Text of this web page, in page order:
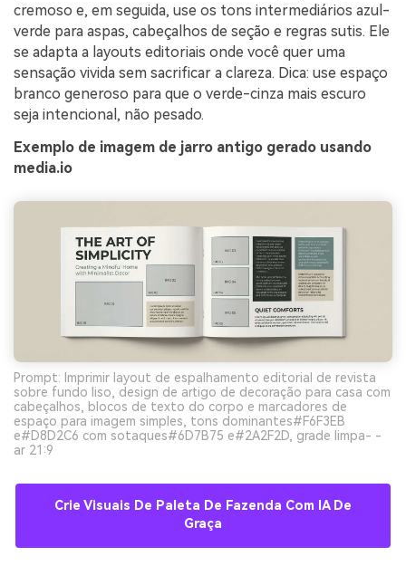
cremoso e, em seguida, use os tons intermediários azul-
verde para aspas, cabeçalhos de seção e regras sutis. Ele
se adapta a layouts editoriais onde você quer uma
sensação vivida sem sacrificar a clareza. Dica: use espaço
branco generoso para que o verde-cinza mais escuro
seja intencional, não pesado.
Exemplo de imagem de jarro antigo gerado usando
media.io
Prompt: Imprimir layout de espalhamento editorial de revista
sobre fundo liso, design de artigo de decoração para casa com
cabeçalhos, blocos de texto do corpo e marcadores de
espaço para imagem simples, tons dominantes#F6F3EB
e#D8D2C6 com sotaques#6D7B75 e#2A2F2D, grade limpa- -
ar 21:9
Crie Visuais De Paleta De Fazenda Com IA De
Graça